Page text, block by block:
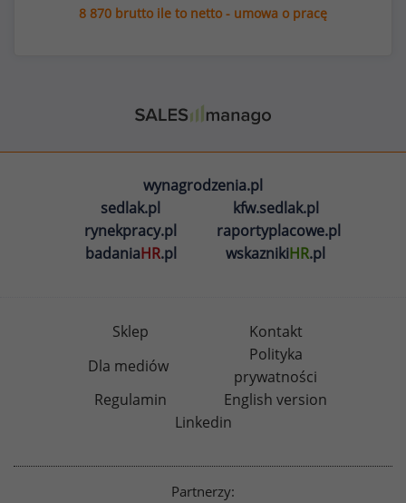
8 870 brutto ile to netto - umowa o pracę
wynagrodzenia.pl
sedlak.pl
kfw.sedlak.pl
rynekpracy.pl
raportyplacowe.pl
badaniaHR.pl wskaznikiHR.pl
Sklep
Kontakt
Dla mediów
Polityka
prywatności
Regulamin
English version
Linkedin
Partnerzy: